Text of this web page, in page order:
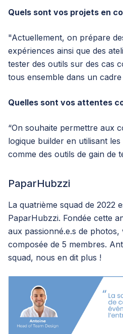
Quels sont vos projets en
"Actuellement, on prépare
expériences ainsi que des
tester des outils sur des cas
tous ensemble dans un
Quelles sont vos attentes
“On souhaite permettre aux
logique builder en utilisant
comme des outils de gain de
PaparHubzzi
La quatrième squad de 2022
PaparHubzzi. Fondée cette
aux passionné.e.s de
composée de 5 membres.
squad, nous en dit plus !